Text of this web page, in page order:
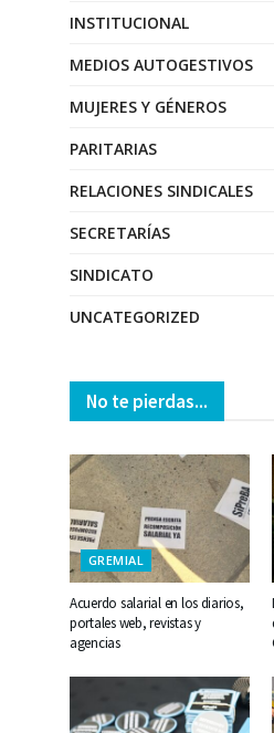
INSTITUCIONAL
MEDIOS AUTOGESTIVOS
MUJERES Y GÉNEROS
PARITARIAS
RELACIONES SINDICALES
SECRETARÍAS
SINDICATO
UNCATEGORIZED
No te pierdas...
GREMIAL
Acuerdo salarial en los diarios,
portales web, revistas y
agencias